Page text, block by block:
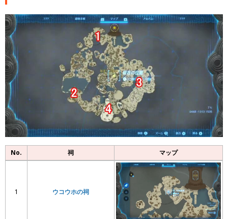
No. 祠 マップ
1 ウコウホの祠